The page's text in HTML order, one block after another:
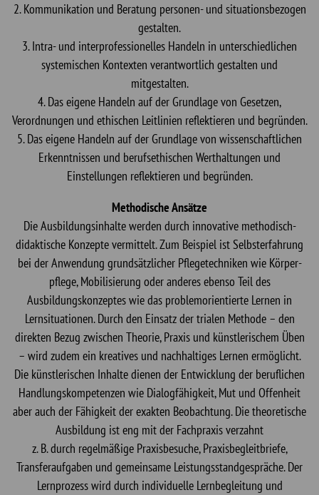
2. Kommunikation und Beratung personen- und situationsbezogen
gestalten.
3. Intra- und interprofessionelles Handeln in unterschiedlichen
systemischen Kontexten verantwortlich gestalten und
mitgestalten.
4. Das eigene Handeln auf der Grundlage von Gesetzen,
Verordnungen und ethischen Leitlinien reflektieren und begründen.
5. Das eigene Handeln auf der Grundlage von wissenschaftlichen
Erkenntnissen und berufsethischen Werthaltungen und
Einstellungen reflektieren und begründen.
Methodische Ansätze
Die Ausbildungsinhalte werden durch innovative methodisch-
didaktische Konzepte vermittelt. Zum Beispiel ist Selbsterfahrung
bei der Anwendung grundsätzlicher Pflegetechniken wie Körper-
pflege, Mobilisierung oder anderes ebenso Teil des
Ausbildungskonzeptes wie das problemorientierte Lernen in
Lernsituationen. Durch den Einsatz der trialen Methode – den
direkten Bezug zwischen Theorie, Praxis und künstlerischem Üben
– wird zudem ein kreatives und nachhaltiges Lernen ermöglicht.
Die künstlerischen Inhalte dienen der Entwicklung der beruflichen
Handlungskompetenzen wie Dialogfähigkeit, Mut und Offenheit
aber auch der Fähigkeit der exakten Beobachtung. Die theoretische
Ausbildung ist eng mit der Fachpraxis verzahnt
z. B. durch regelmäßige Praxisbesuche, Praxisbegleitbriefe,
Transferaufgaben und gemeinsame Leistungsstandgespräche. Der
Lernprozess wird durch individuelle Lernbegleitung und